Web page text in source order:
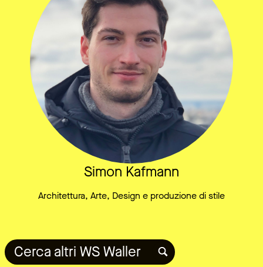
Simon Kafmann
Architettura, Arte, Design e produzione di stile
Cerca altri WS Waller